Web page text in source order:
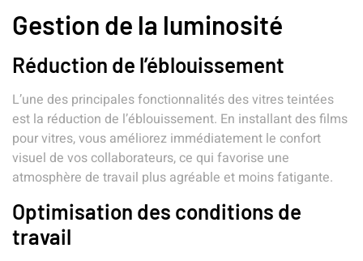
Gestion de la luminosité
Réduction de l’éblouissement
L’une des principales fonctionnalités des vitres teintées
est la réduction de l’éblouissement. En installant des films
pour vitres, vous améliorez immédiatement le confort
visuel de vos collaborateurs, ce qui favorise une
atmosphère de travail plus agréable et moins fatigante.
Optimisation des conditions de
travail